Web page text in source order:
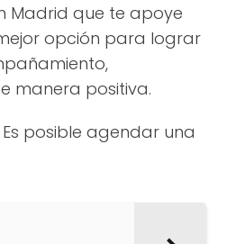
Madrid que te apoye
opción para lograr
manera positiva.
posible agendar una